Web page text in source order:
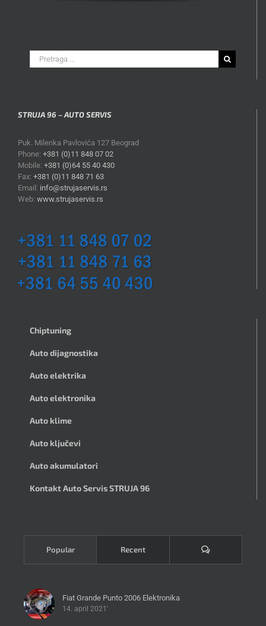
Search
for:
STRUJA 96 – AUTO SERVIS
Puk. Milenka Pavlovića 127 Beograd
Phone: +381 (0)11 848 07 02
Mobile: +381 (0)64 55 40 430
Fax: +381 (0)11 848 71 63
Email: info@strujaservis.rs
Web: www.strujaservis.rs
Chiptuning
Auto dijagnostika
Auto elektrika
Auto elektronika
Auto klime
Auto ključevi
Auto akumulatori
Kontakt Auto Servis STRUJA 96
Popular Recent Komentari
Fiat Grande Punto 2006 Elektronika
14. april 2021'